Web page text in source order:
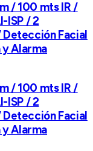
/ 100 mts IR /
ISP / 2
Facial
y Alarma
/ 100 mts IR /
ISP / 2
Facial
y Alarma